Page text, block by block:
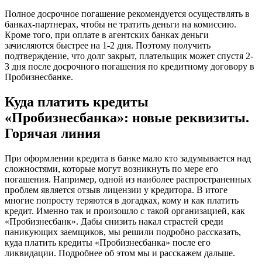
Полное досрочное погашение рекомендуется осуществлять в
банках-партнерах, чтобы не тратить деньги на комиссию.
Кроме того, при оплате в агентских банках деньги
зачисляются быстрее на 1-2 дня. Поэтому получить
подтверждение, что долг закрыт, плательщик может спустя 2-
3 дня после досрочного погашения по кредитному договору в
Пробизнесбанке.
Куда платить кредиты
«Пробизнесбанка»: новые реквизиты.
Горячая линия
При оформлении кредита в банке мало кто задумывается над
сложностями, которые могут возникнуть по мере его
погашения. Например, одной из наиболее распространенных
проблем является отзыв лицензии у кредитора. В итоге
многие попросту теряются в догадках, кому и как платить
кредит. Именно так и произошло с такой организацией, как
«Пробизнесбанк». Дабы снизить накал страстей среди
паникующих заемщиков, мы решили подробно рассказать,
куда платить кредиты «Пробизнесбанка» после его
ликвидации. Подробнее об этом мы и расскажем дальше.